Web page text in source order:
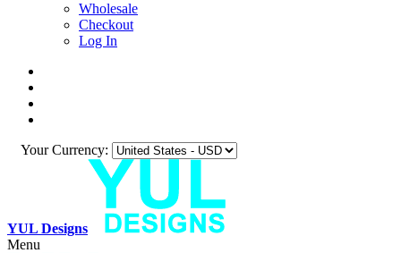
Wholesale
Checkout
Log In
Your Currency:
YUL Designs
Menu